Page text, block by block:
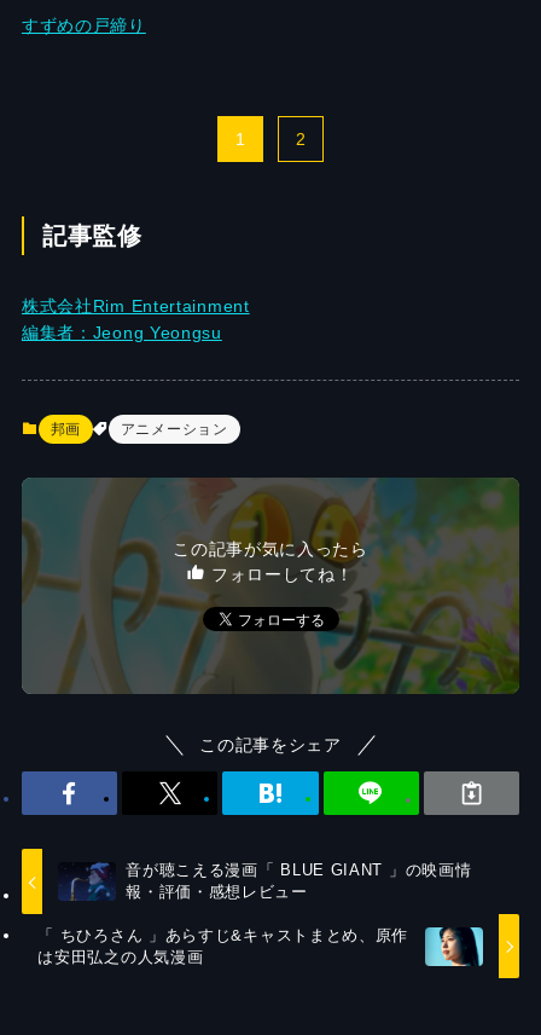
すずめの戸締り
1 2
記事監修
株式会社Rim Entertainment
編集者：Jeong Yeongsu
邦画 アニメーション
この記事が気に入ったら
フォローしてね！
この記事をシェア
音が聴こえる漫画「 BLUE GIANT 」の映画情
報・評価・感想レビュー
「 ちひろさん 」あらすじ&キャストまとめ、原作
は安田弘之の人気漫画